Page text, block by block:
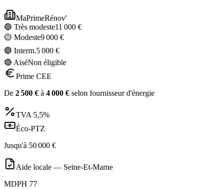
MaPrimeRénov'
🔵 Très modeste11 000 €
🟡 Modeste9 000 €
🟣 Interm.5 000 €
🔴 AiséNon éligible
Prime CEE
De 2 500 € à 4 000 € selon fournisseur d'énergie
TVA 5,5%
Éco-PTZ
Jusqu'à 50 000 €
Aide locale — Seine-Et-Marne
MDPH 77